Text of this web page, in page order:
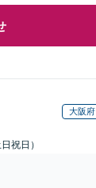
大阪府
祝日）